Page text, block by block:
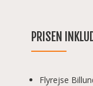
PRISEN
Flyrejse